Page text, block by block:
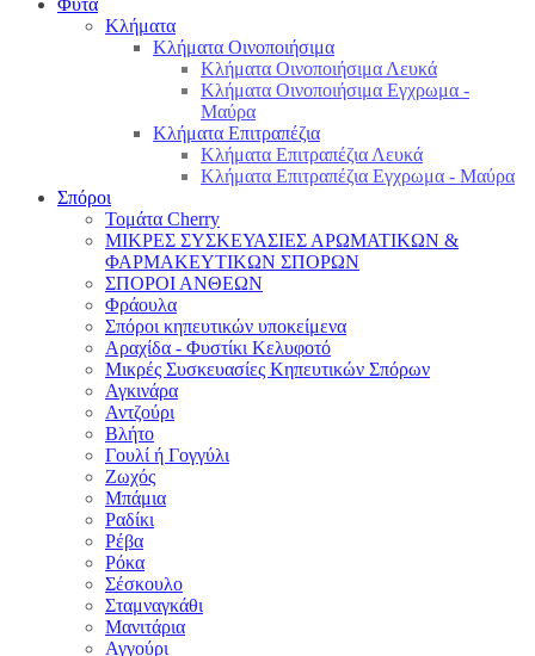
Φυτά
Κλήματα
Κλήματα Οινοποιήσιμα
Κλήματα Οινοποιήσιμα Λευκά
Κλήματα Οινοποιήσιμα Εγχρωμα -
Μαύρα
Κλήματα Επιτραπέζια
Κλήματα Επιτραπέζια Λευκά
Κλήματα Επιτραπέζια Εγχρωμα - Μαύρα
Σπόροι
Τομάτα Cherry
ΜΙΚΡΕΣ ΣΥΣΚΕΥΑΣΙΕΣ ΑΡΩΜΑΤΙΚΩΝ &
ΦΑΡΜΑΚΕΥΤΙΚΩΝ ΣΠΟΡΩΝ
ΣΠΟΡΟΙ ΑΝΘΕΩΝ
Φράουλα
Σπόροι κηπευτικών υποκείμενα
Αραχίδα - Φυστίκι Κελυφοτό
Μικρές Συσκευασίες Κηπευτικών Σπόρων
Αγκινάρα
Αντζούρι
Βλήτο
Γουλί ή Γογγύλι
Ζωχός
Μπάμια
Ραδίκι
Ρέβα
Ρόκα
Σέσκουλο
Σταμναγκάθι
Μανιτάρια
Αγγούρι